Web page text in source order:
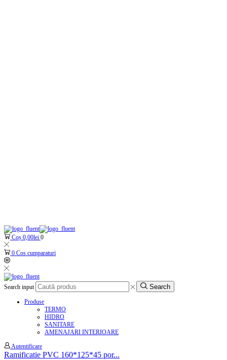
Coș 0,00lei 0
0 Cos cumparaturi
Search input Search
Produse
TERMO
HIDRO
SANITARE
AMENAJARI INTERIOARE
Autentificare
Ramificatie PVC 160*125*45 por...